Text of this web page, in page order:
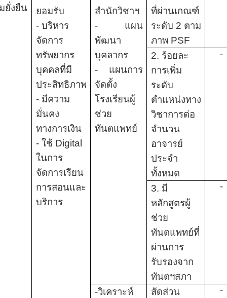
ยั่งยืน
ยอมรับ
- บริหาร
จัดการ
ทรัพยากร
บุคคลที่มี
ประสิทธิภาพ
- มีความ
มั่นคง
ทางการเงิน
- ใช้ Digital
ในการ
จัดการเรียน
การสอนและ
บริการ
สำนักวิชาฯ
- แผน
พัฒนา
บุคลากร
- แผนการ
จัดตั้ง
โรงเรียนผู้
ช่วย
ทันตแพทย์
ที่ผ่านเกณฑ์
ระดับ 2 ตาม
ภาพ PSF
2. ร้อยละ
การเพิ่ม
ระดับ
ตำแหน่งทาง
วิชาการต่อ
จำนวน
อาจารย์
ประจำ
ทั้งหมด
-
3. มี
หลักสูตรผู้
ช่วย
ทันตแพทย์ที่
ผ่านการ
รับรองจาก
ทันตฯสภา
-
-วิเคราะห์
สัดส่วน
-